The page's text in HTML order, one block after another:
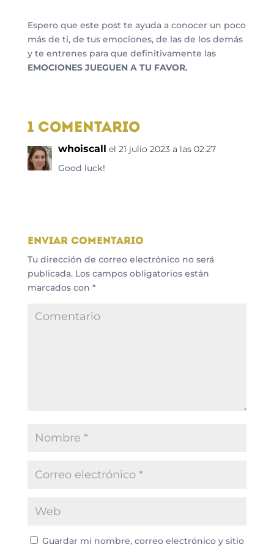
Espero que este post te ayuda a conocer un poco
más de ti, de tus emociones, de las de los demás
y te entrenes para que definitivamente las
EMOCIONES JUEGUEN A TU FAVOR.
1 Comentario
whoiscall el 21 julio 2023 a las 02:27
Good luck!
Enviar comentario
Tu dirección de correo electrónico no será
publicada.Los campos obligatorios están
marcados con *
Guardar mi nombre, correo electrónico y sitio